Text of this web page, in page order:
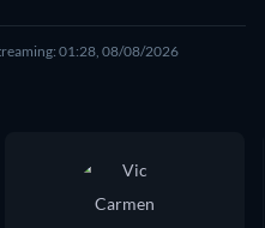
01:28, 08/08/2026